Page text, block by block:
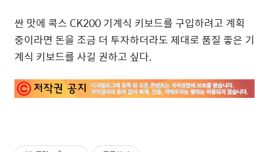
싼 맛에 콕스 CK200 기계식 키보드를 구입하려고 계획
중이라면 돈을 조금 더 투자하더라도 제대로 품질 좋은 기
계식 키보드를 사길 권하고 싶다.